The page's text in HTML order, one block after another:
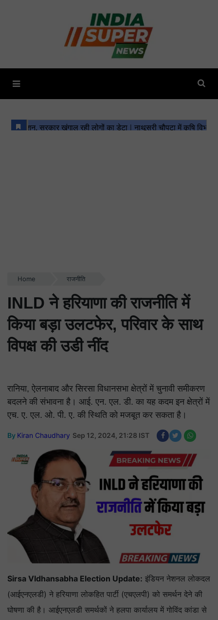
Home राजनीति
INLD ने हरियाणा की राजनीति में
किया बड़ा उलटफेर, परिवार के साथ
विपक्ष की उडी नींद
रानिया, ऐलनाबाद और सिरसा विधानसभा क्षेत्रों में चुनावी समीकरण
बदलने की संभावना है। आई. एन. एल. डी. का यह कदम इन क्षेत्रों में
एच. ए. एल. ओ. पी. ए. की स्थिति को मजबूत कर सकता है।
By Kiran Chaudhary Sep 12, 2024, 21:28 IST
Sirsa VIdhansabha Election Update: इंडियन नेशनल लोकदल
(आईएनएलडी) ने हरियाणा लोकहित पार्टी (एचएलपी) को समर्थन देने की
घोषणा की है। आईएनएलडी समर्थकों ने हलपा कार्यालय में गोविंद कांडा से